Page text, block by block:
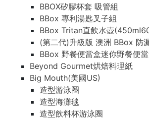
BBOX矽膠杯套 吸管組
BBox 專利湯匙叉子組
BBox Tritan直飲水壺
(第二代)升級版 澳洲 BBox 防
BBox 野餐便當盒迷你野餐便
Beyond Gourmet烘焙料理紙
Big Mouth(美國US)
造型游泳圈
造型海灘毯
造型飲料杯游泳圈